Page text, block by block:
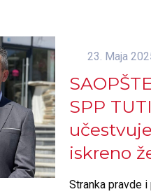
23. Maja
SPP
iskreno
Stranka pravde